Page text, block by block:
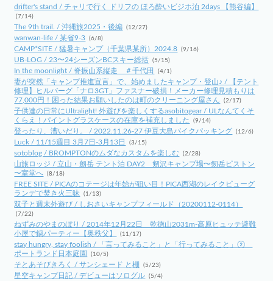
drifter's stand / チャリで行く ドリフの ほろ酔いビジホ泊 2days 【熊谷編】
(7/14)
The 9th trail. / 沖縄旅2025・後編 (12/27)
wanwan-life / 某省9-3 (6/8)
CAMP*SITE / 猛暑キャンプ（千葉県某所）2024.8 (9/16)
UB-LOG / 23〜24シーズンBCスキー総括 (5/15)
In the moonlight / 脊振山系縦走 ＃千代田 (4/1)
妻が突然「キャンプ推進宣言」で、始めましたキャンプ・登山♪ / 【テント
修理】ヒルバーグ「ナロ3GT」ファスナー破損！メーカー修理見積もりは
77,000円！困った結果お願いしたのは町のクリーニング屋さん
(2/17)
子供達の日常にUltralight! 外遊びを楽しくするasobitogear / ULなんてくそ
くらえ！パイントグラスケースの在庫を補充しました
(9/14)
登ったり、漕いだり。 / 2022.11.26-27 伊豆大島バイクパッキング (12/6)
Luck / 11/15週目 3月7日-3月13日 (3/15)
sotoblog / BROMPTONのムダなカスタムを楽しむ (2/28)
山旅ロッジ / 立山・劔岳 テント泊 DAY2 剱沢キャンプ場〜剱岳ピストン
〜室堂へ (8/18)
FREE SITE / PICAのコテージは年始が狙い目！PICA西湖のレイクビューグ
ランデで焚き火三昧
(1/13)
双子と週末外遊び / しおさいキャンプフィールド（20200112-0114）
(7/22)
ねずみのやまのぼり / 2014年12月22日 乾徳山2031m-高原ヒュッテ避難
小屋で鍋パーティー【奥秩父】
(11/17)
stay hungry, stay foolish / 「言ってみること」と「行ってみること」②
ポートランド日本庭園
(10/5)
そとあそびきろく / サンシェード と棚 (5/23)
星空キャンプ日記 / デビューはソログル (5/4)